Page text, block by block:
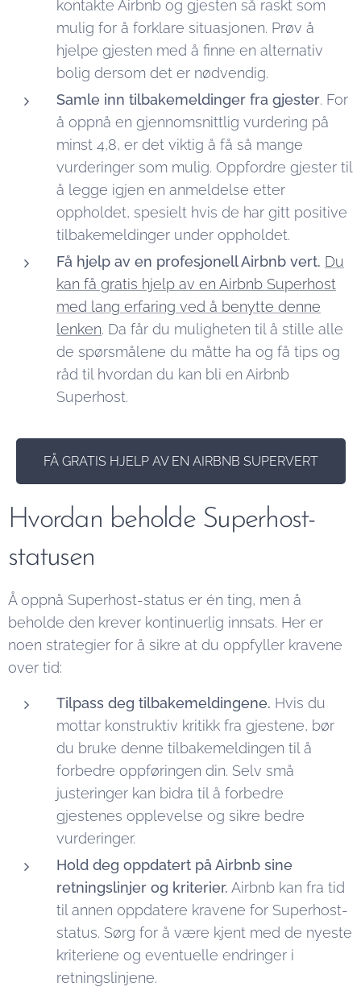
kontakte Airbnb og gjesten så raskt som
mulig for å forklare situasjonen. Prøv å
hjelpe gjesten med å finne en alternativ
bolig dersom det er nødvendig.
Samle inn tilbakemeldinger fra gjester. For
å oppnå en gjennomsnittlig vurdering på
minst 4,8, er det viktig å få så mange
vurderinger som mulig. Oppfordre gjester til
å legge igjen en anmeldelse etter
oppholdet, spesielt hvis de har gitt positive
tilbakemeldinger under oppholdet.
Få hjelp av en profesjonell Airbnb vert. Du
kan få gratis hjelp av en Airbnb Superhost
med lang erfaring ved å benytte denne
lenken. Da får du muligheten til å stille alle
de spørsmålene du måtte ha og få tips og
råd til hvordan du kan bli en Airbnb
Superhost.
FÅ GRATIS HJELP AV EN AIRBNB SUPERVERT
Hvordan beholde Superhost-
statusen
Å oppnå Superhost-status er én ting, men å
beholde den krever kontinuerlig innsats. Her er
noen strategier for å sikre at du oppfyller kravene
over tid:
Tilpass deg tilbakemeldingene. Hvis du
mottar konstruktiv kritikk fra gjestene, bør
du bruke denne tilbakemeldingen til å
forbedre oppføringen din. Selv små
justeringer kan bidra til å forbedre
gjestenes opplevelse og sikre bedre
vurderinger.
Hold deg oppdatert på Airbnb sine
retningslinjer og kriterier. Airbnb kan fra tid
til annen oppdatere kravene for Superhost-
status. Sørg for å være kjent med de nyeste
kriteriene og eventuelle endringer i
retningslinjene.